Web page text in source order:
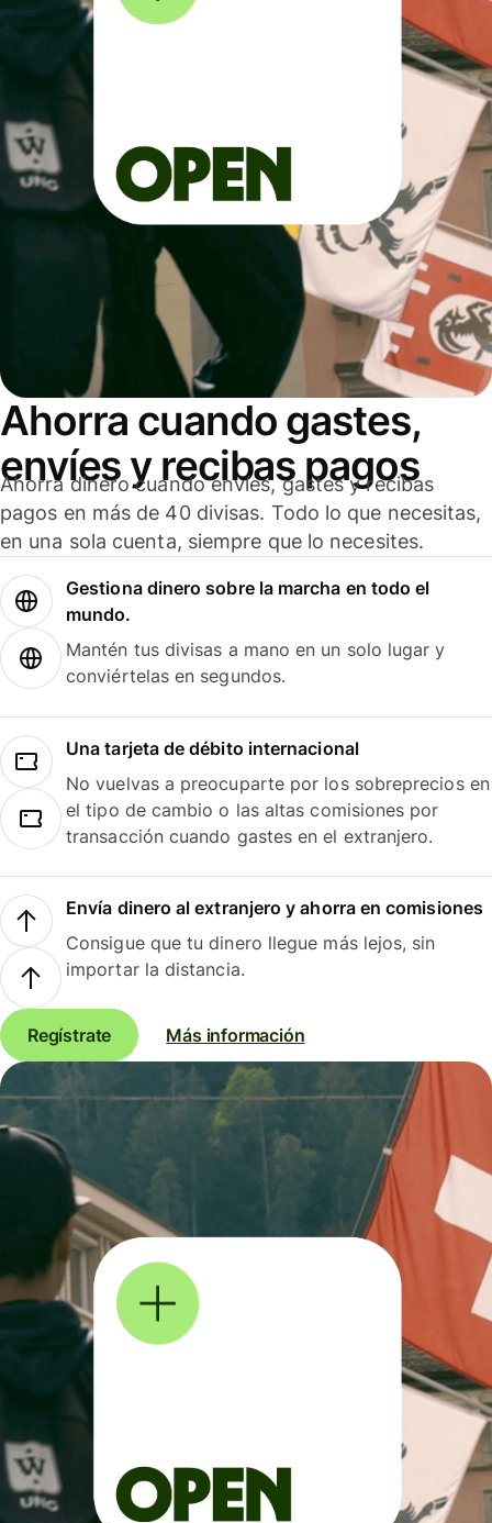
Ahorra cuando gastes,
envíes y recibas pagos
Ahorra dinero cuando envíes, gastes y recibas
pagos en más de 40 divisas. Todo lo que necesitas,
en una sola cuenta, siempre que lo necesites.
Gestiona dinero sobre la marcha en todo el
mundo.
Mantén tus divisas a mano en un solo lugar y
conviértelas en segundos.
Una tarjeta de débito internacional
No vuelvas a preocuparte por los sobreprecios en
el tipo de cambio o las altas comisiones por
transacción cuando gastes en el extranjero.
Envía dinero al extranjero y ahorra en comisiones
Consigue que tu dinero llegue más lejos, sin
importar la distancia.
Regístrate Más información